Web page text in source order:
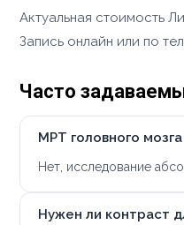
Актуальная стоимость
Запись онлайн или по
Часто
МРТ головного
Нет, исследование
Нужен ли контраст